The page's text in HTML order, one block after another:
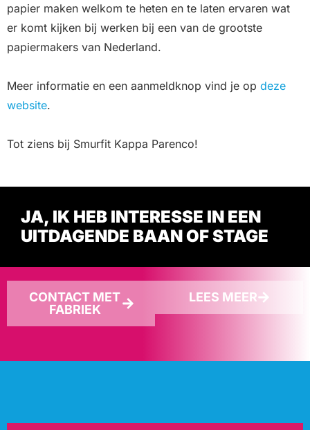
papier maken welkom te heten en te laten ervaren wat
er komt kijken bij werken bij een van de grootste
papiermakers van Nederland.
Meer informatie en een aanmeldknop vind je op deze
website.
Tot ziens bij Smurfit Kappa Parenco!
JA, IK HEB INTERESSE IN EEN
UITDAGENDE BAAN OF STAGE
CONTACT MET
FABRIEK
LEES MEER